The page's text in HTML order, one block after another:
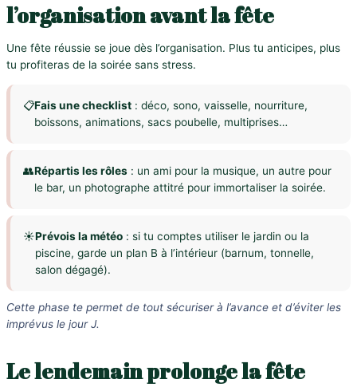
l’organisation avant la fête
Une fête réussie se joue dès l’organisation. Plus tu anticipes, plus
tu profiteras de la soirée sans stress.
📋Fais une checklist : déco, sono, vaisselle, nourriture,
boissons, animations, sacs poubelle, multiprises…
👥Répartis les rôles : un ami pour la musique, un autre pour
le bar, un photographe attitré pour immortaliser la soirée.
☀️Prévois la météo : si tu comptes utiliser le jardin ou la
piscine, garde un plan B à l’intérieur (barnum, tonnelle,
salon dégagé).
Cette phase te permet de tout sécuriser à l’avance et d’éviter les
imprévus le jour J.
Le lendemain prolonge la fête